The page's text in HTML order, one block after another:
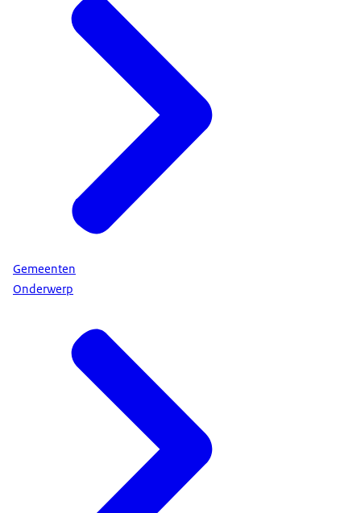
Gemeenten
Onderwerp